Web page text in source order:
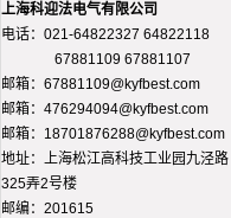
上海科迎法电气有限公司
电话：021-64822327 64822118
67881109 67881107
邮箱：67881109@kyfbest.com
邮箱：476294094@kyfbest.com
邮箱：18701876288@kyfbest.com
地址：上海松江高科技工业园九泾路
325弄2号楼
邮编：201615